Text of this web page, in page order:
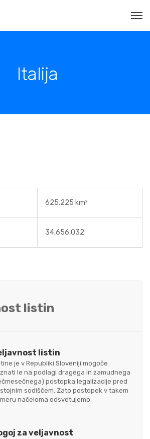
Italija
625.225 km²
34,656,032
listin
listin
je v Republiki Sloveniji mogoče
le na podlagi dragega in zamudnega
postopka legalizacije pred
sodiščem. Zato postopek v takem
načeloma odsvetujemo.
za veljavnost